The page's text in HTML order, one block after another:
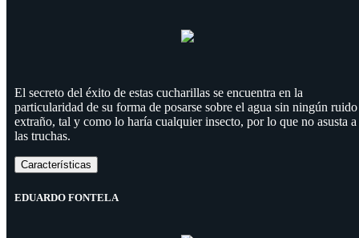
El secreto del éxito de estas cucharillas se encuentra en la
particularidad de su forma de posarse sobre el agua sin ningún ruido
extraño, tal y como lo haría cualquier insecto, por lo que no asusta a
las truchas.
Características
EDUARDO FONTELA